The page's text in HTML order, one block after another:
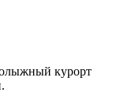
курорт